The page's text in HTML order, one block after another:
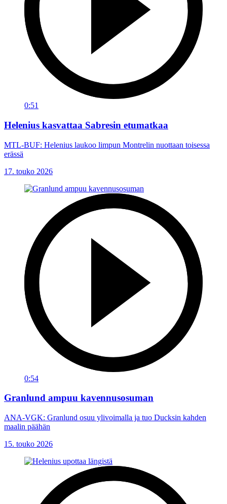
0:51
Helenius kasvattaa Sabresin etumatkaa
MTL-BUF: Helenius laukoo limpun Montrelin nuottaan toisessa
erässä
17. touko 2026
0:54
Granlund ampuu kavennusosuman
ANA-VGK: Granlund osuu ylivoimalla ja tuo Ducksin kahden
maalin päähän
15. touko 2026